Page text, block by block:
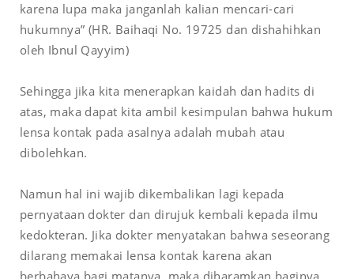
karena lupa maka janganlah kalian mencari-cari
hukumnya” (HR. Baihaqi No. 19725 dan dishahihkan
oleh Ibnul Qayyim)
Sehingga jika kita menerapkan kaidah dan hadits di
atas, maka dapat kita ambil kesimpulan bahwa hukum
lensa kontak pada asalnya adalah mubah atau
dibolehkan.
Namun hal ini wajib dikembalikan lagi kepada
pernyataan dokter dan dirujuk kembali kepada ilmu
kedokteran. Jika dokter menyatakan bahwa seseorang
dilarang memakai lensa kontak karena akan